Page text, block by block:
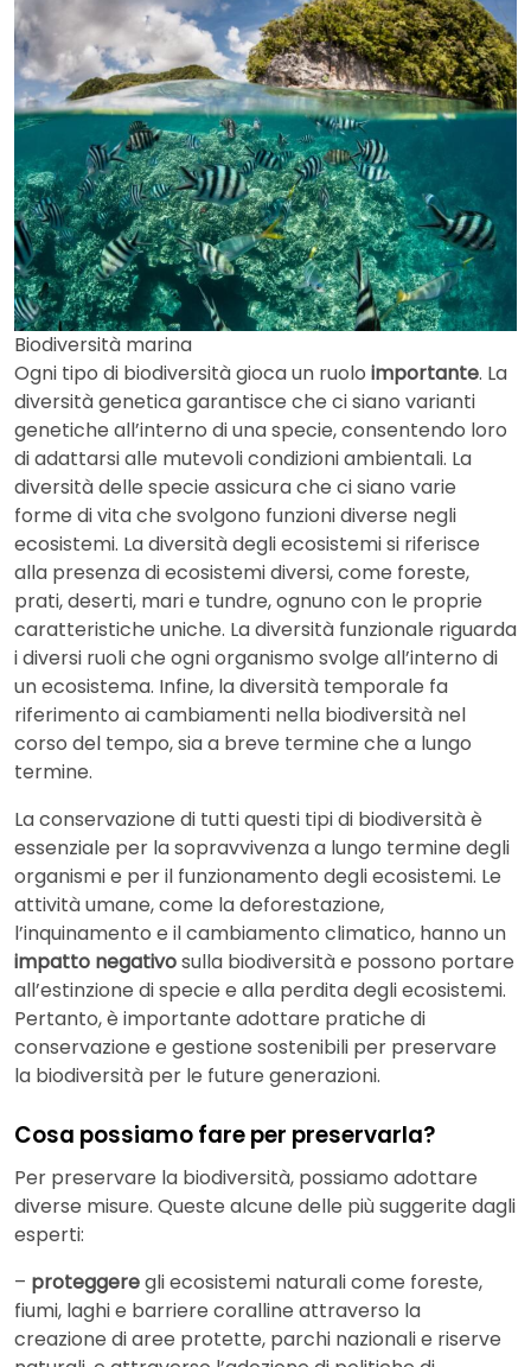
Biodiversità marina
Ogni tipo di biodiversità gioca un ruolo importante. La
diversità genetica garantisce che ci siano varianti
genetiche all’interno di una specie, consentendo loro
di adattarsi alle mutevoli condizioni ambientali. La
diversità delle specie assicura che ci siano varie
forme di vita che svolgono funzioni diverse negli
ecosistemi. La diversità degli ecosistemi si riferisce
alla presenza di ecosistemi diversi, come foreste,
prati, deserti, mari e tundre, ognuno con le proprie
caratteristiche uniche. La diversità funzionale riguarda
i diversi ruoli che ogni organismo svolge all’interno di
un ecosistema. Infine, la diversità temporale fa
riferimento ai cambiamenti nella biodiversità nel
corso del tempo, sia a breve termine che a lungo
termine.
La conservazione di tutti questi tipi di biodiversità è
essenziale per la sopravvivenza a lungo termine degli
organismi e per il funzionamento degli ecosistemi. Le
attività umane, come la deforestazione,
l’inquinamento e il cambiamento climatico, hanno un
impatto negativosulla biodiversità e possono portare
all’estinzione di specie e alla perdita degli ecosistemi.
Pertanto, è importante adottare pratiche di
conservazione e gestione sostenibili per preservare
la biodiversità per le future generazioni.
Cosa possiamo fare per preservarla?
Per preservare la biodiversità, possiamo adottare
diverse misure. Queste alcune delle più suggerite dagli
esperti:
– proteggeregli ecosistemi naturali come foreste,
fiumi, laghi e barriere coralline attraverso la
creazione di aree protette, parchi nazionali e riserve